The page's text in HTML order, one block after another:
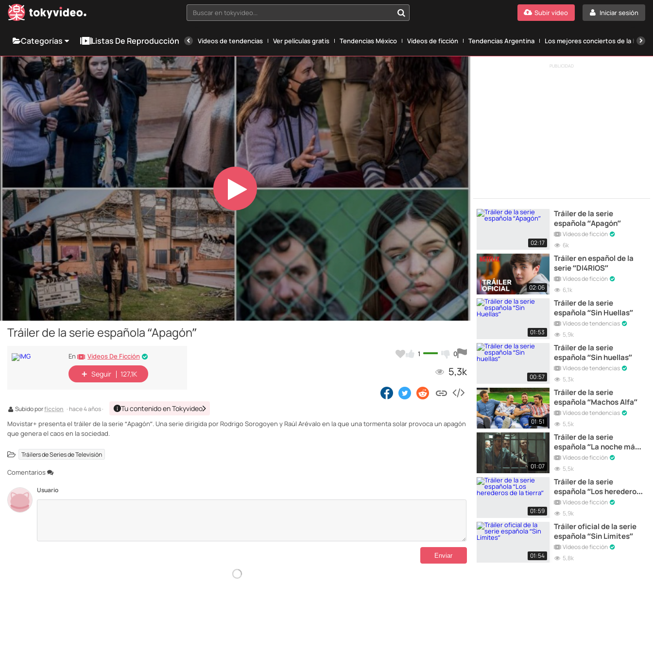
Buscar en tokyvideo... Iniciar sesión
Subir vídeo
Categorías Listas De Reproducción Vídeos de tendencias Ver películas gratis Tendencias México Vídeos de ficción Tendencias Argentina Los mejores conciertos de la
Play
Video
Tráiler de la serie española “Apagón”
1 0
5,3k
En Vídeos De Ficción
Seguir 127,1K
Subido porficcion · hace 4 años · Tu contenido en Tokyvideo
Movistar+ presenta el tráiler de la serie “Apagón”. Una serie dirigida por Rodrigo Sorogoyen y Raúl Arévalo en la que una tormenta solar provoca un apagón
que genera el caos en la sociedad.
Tráilers de Series de Televisión
Comentarios
Usuario
PUBLICIDAD
02:17
Tráiler de la serie
española “Apagón”
Vídeos de ficción
6k
02:06
Tráiler en español de la
serie “DI4RIOS”
Vídeos de ficción
6,1k
01:53
Tráiler de la serie
española “Sin Huellas”
Vídeos de tendencias
5,9k
00:57
Tráiler de la serie
española “Sin huellas”
Vídeos de tendencias
5,3k
01:51
Tráiler de la serie
española “Machos Alfa”
Vídeos de tendencias
5,5k
01:07
Tráiler de la serie
española “La noche más
larga”
Vídeos de ficción
5,5k
01:59
Tráiler de la serie
española “Los herederos
de la tierra”
Vídeos de ficción
5,9k
01:54
Tráiler oficial de la serie
española “Sin Límites”
Vídeos de ficción
5,8k